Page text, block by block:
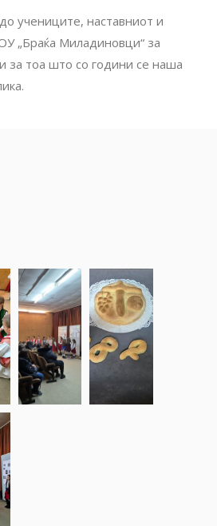
учениците, наставниот и
„Браќа Миладиновци“ за
за тоа што со години се наша